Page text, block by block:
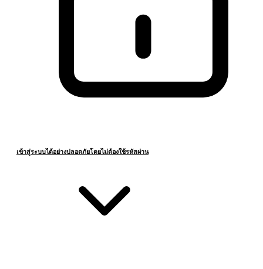
เข้าสู่ระบบได้อย่างปลอดภัยโดยไม่ต้องใช้รหัสผ่าน